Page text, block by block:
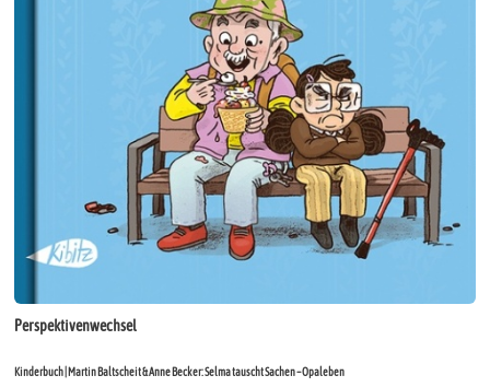
Perspektivenwechsel
Kinderbuch | Martin Baltscheit & Anne Becker: Selma tauscht Sachen – Opaleben